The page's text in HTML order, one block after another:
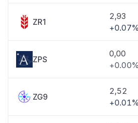
ZR1
2,93
+0.07%
ZPS
0,00
+0.00%
ZG9
2,52
+0.01%